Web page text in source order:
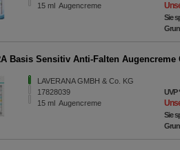
15 ml Augencreme
Sie
Basis Sensitiv Anti-Falten Augencreme
LAVERANA GMBH & Co. KG
17828039
15 ml Augencreme
UVP
Sie